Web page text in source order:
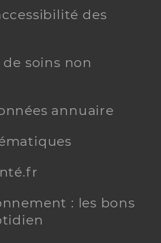
des
soins non
annuaire
: les bons